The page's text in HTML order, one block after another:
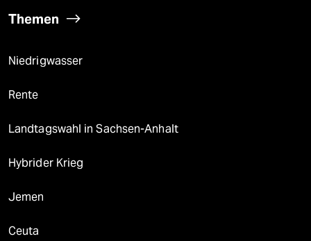
Themen
Niedrigwasser
Rente
Landtagswahl in Sachsen-Anhalt
Hybrider Krieg
Jemen
Ceuta